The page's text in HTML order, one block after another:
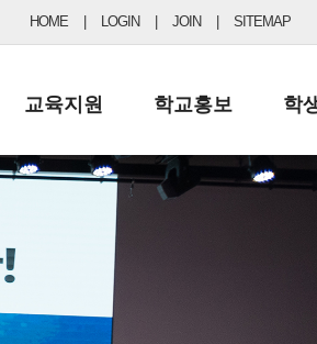
HOME LOGIN JOIN SITEMAP
교육지원
행정실
학교운영위원회
학교건축기금
학교홍보
보도자료
학